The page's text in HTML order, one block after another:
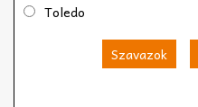
Toledo
Szavazok